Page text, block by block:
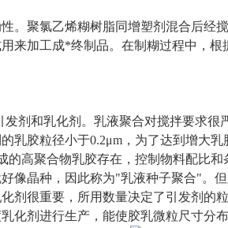
。聚氯乙烯糊树脂同增塑剂混合后经
来加工成*终制品。在制糊过程中，
剂和乳化剂。乳液聚合对搅拌要求
乳胶粒径小于0.2μm，为了达到增大
的高聚合物乳胶存在，控制物料配比
像晶种，因此称为"乳液种子聚合"。
剂很重要，所用数量决定了引发剂的
化剂进行生产，能使胶乳微粒尺寸分